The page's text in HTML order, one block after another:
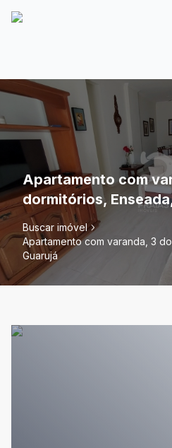
Apartamento com
dormitórios,
Buscar imóvel
Apartamento com varanda, 3
Guarujá